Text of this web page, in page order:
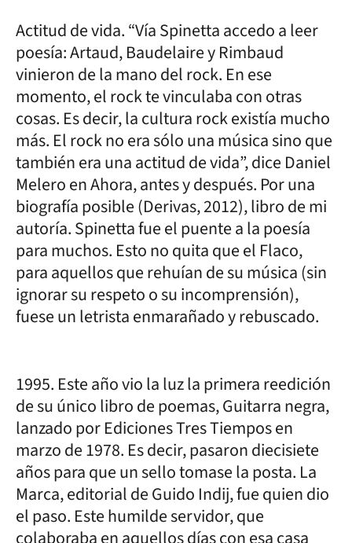
Actitud de vida. “Vía Spinetta accedo a leer
poesía: Artaud, Baudelaire y Rimbaud
vinieron de la mano del rock. En ese
momento, el rock te vinculaba con otras
cosas. Es decir, la cultura rock existía mucho
más. El rock no era sólo una música sino que
también era una actitud de vida”, dice Daniel
Melero en Ahora, antes y después. Por una
biografía posible (Derivas, 2012), libro de mi
autoría. Spinetta fue el puente a la poesía
para muchos. Esto no quita que el Flaco,
para aquellos que rehuían de su música (sin
ignorar su respeto o su incomprensión),
fuese un letrista enmarañado y rebuscado.
1995. Este año vio la luz la primera reedición
de su único libro de poemas, Guitarra negra,
lanzado por Ediciones Tres Tiempos en
marzo de 1978. Es decir, pasaron diecisiete
años para que un sello tomase la posta. La
Marca, editorial de Guido Indij, fue quien dio
el paso. Este humilde servidor, que